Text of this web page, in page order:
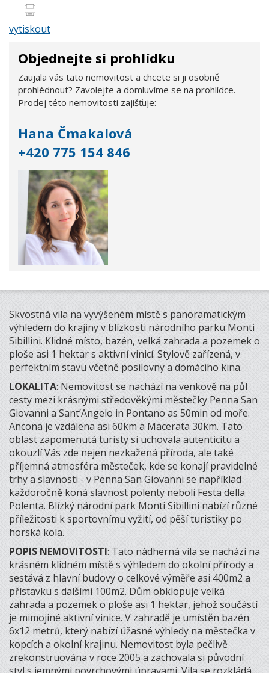
vytiskout
Objednejte si prohlídku
Zaujala vás tato nemovitost a chcete si ji osobně
prohlédnout? Zavolejte a domluvíme se na prohlídce.
Prodej této nemovitosti zajišťuje:
Hana Čmakalová
+420 775 154 846
Skvostná vila na vyvýšeném místě s panoramatickým
výhledem do krajiny v blízkosti národního parku Monti
Sibillini. Klidné místo, bazén, velká zahrada a pozemek o
ploše asi 1 hektar s aktivní vinicí. Stylově zařízená, v
perfektním stavu včetně posilovny a domáciho kina.
LOKALITA: Nemovitost se nachází na venkově na půl
cesty mezi krásnými středověkými městečky Penna San
Giovanni a Sant’Angelo in Pontano as 50min od moře.
Ancona je vzdálena asi 60km a Macerata 30km. Tato
oblast zapomenutá turisty si uchovala autenticitu a
okouzlí Vás zde nejen nezkažená příroda, ale také
příjemná atmosféra městeček, kde se konají pravidelné
trhy a slavnosti - v Penna San Giovanni se například
každoročně koná slavnost polenty neboli Festa della
Polenta. Blízký národní park Monti Sibillini nabízí různé
příležitosti k sportovnímu vyžití, od pěší turistiky po
horská kola.
POPIS NEMOVITOSTI: Tato nádherná vila se nachází na
krásném klidném místě s výhledem do okolní přírody a
sestává z hlavní budovy o celkové výměře asi 400m2 a
přístavku s dalšími 100m2. Dům obklopuje velká
zahrada a pozemek o ploše asi 1 hektar, jehož součástí
je mimojiné aktivní vinice. V zahradě je umístěn bazén
6x12 metrů, který nabízí úžasné výhledy na městečka v
kopcích a okolní krajinu. Nemovitost byla pečlivě
zrekonstruována v roce 2005 a zachovala si původní